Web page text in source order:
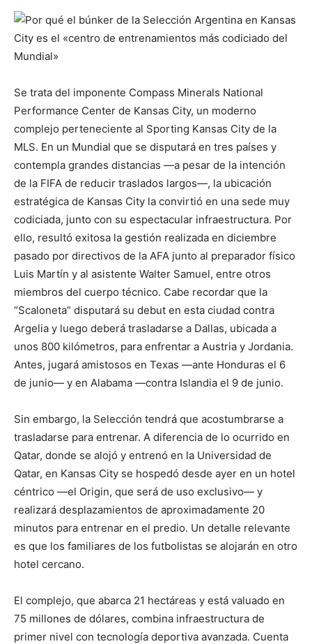
Se trata del imponente Compass Minerals National
Performance Center de Kansas City, un moderno
complejo perteneciente al Sporting Kansas City de la
MLS. En un Mundial que se disputará en tres países y
contempla grandes distancias —a pesar de la intención
de la FIFA de reducir traslados largos—, la ubicación
estratégica de Kansas City la convirtió en una sede muy
codiciada, junto con su espectacular infraestructura. Por
ello, resultó exitosa la gestión realizada en diciembre
pasado por directivos de la AFA junto al preparador físico
Luis Martín y al asistente Walter Samuel, entre otros
miembros del cuerpo técnico. Cabe recordar que la
“Scaloneta” disputará su debut en esta ciudad contra
Argelia y luego deberá trasladarse a Dallas, ubicada a
unos 800 kilómetros, para enfrentar a Austria y Jordania.
Antes, jugará amistosos en Texas —ante Honduras el 6
de junio— y en Alabama —contra Islandia el 9 de junio.
Sin embargo, la Selección tendrá que acostumbrarse a
trasladarse para entrenar. A diferencia de lo ocurrido en
Qatar, donde se alojó y entrenó en la Universidad de
Qatar, en Kansas City se hospedó desde ayer en un hotel
céntrico —el Origin, que será de uso exclusivo— y
realizará desplazamientos de aproximadamente 20
minutos para entrenar en el predio. Un detalle relevante
es que los familiares de los futbolistas se alojarán en otro
hotel cercano.
El complejo, que abarca 21 hectáreas y está valuado en
75 millones de dólares, combina infraestructura de
primer nivel con tecnología deportiva avanzada. Cuenta